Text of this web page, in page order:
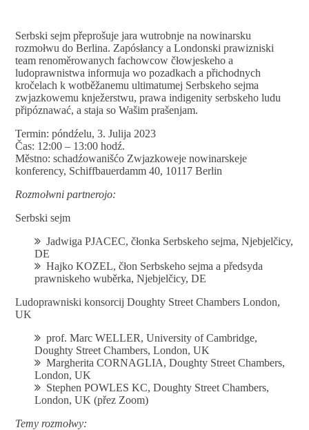
Serbski sejm přeprošuje jara wutrobnje na nowinarsku
rozmołwu do Berlina. Zapósłancy a Londonski prawizniski
team renoměrowanych fachowcow čłowjeskeho a
ludoprawnistwa informuja wo pozadkach a přichodnych
kročelach k wotběžanemu ultimatumej Serbskeho sejma
zwjazkowemu knježerstwu, prawa indigenity serbskeho ludu
připóznawać, a staja so Wašim prašenjam.
Termin: póndźelu, 3. Julija 2023
Čas: 12:00 – 13:00 hodź.
Městno: schadźowanišćo Zwjazkoweje nowinarskeje
konferency, Schiffbauerdamm 40, 10117 Berlin
Rozmołwni partnerojo:
Serbski sejm
Jadwiga PJACEC, čłonka Serbskeho sejma, Njebjelčicy,
DE
Hajko KOZEL, čłon Serbskeho sejma a předsyda
prawniskeho wuběrka, Njebjelčicy, DE
Ludoprawniski konsorcij Doughty Street Chambers London,
UK
prof. Marc WELLER, University of Cambridge,
Doughty Street Chambers, London, UK
Margherita CORNAGLIA, Doughty Street Chambers,
London, UK
Stephen POWLES KC, Doughty Street Chambers,
London, UK (přez Zoom)
Temy rozmołwy: